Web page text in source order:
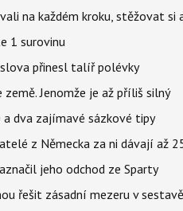
na každém kroku, stěžovat si
1 surovinu
přinesl talíř polévky
Jenomže je až příliš silný
dva zajímavé sázkové tipy
z Německa za ni dávají až
jeho odchod ze Sparty
řešit zásadní mezeru v sestavě